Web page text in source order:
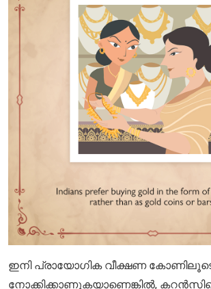
ഇനി പ്രായോഗിക വീക്ഷണ
നോക്കിക്കാണുകയാണെങ്കിൽ,